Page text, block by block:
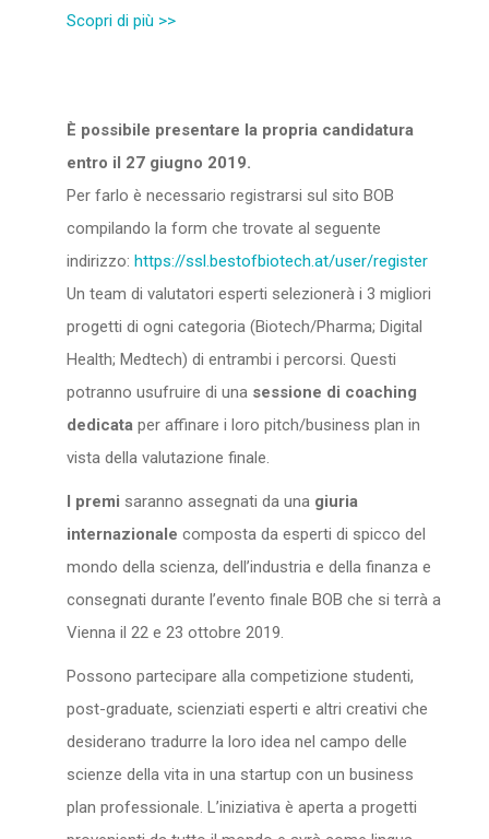
Scopri di più >>
È possibile presentare la propria candidatura
entro il 27 giugno 2019.
Per farlo è necessario registrarsi sul sito BOB
compilando la form che trovate al seguente
indirizzo: https://ssl.bestofbiotech.at/user/register
Un team di valutatori esperti selezionerà i 3 migliori
progetti di ogni categoria (Biotech/Pharma; Digital
Health; Medtech) di entrambi i percorsi. Questi
potranno usufruire di una sessione di coaching
dedicata per affinare i loro pitch/business plan in
vista della valutazione finale.
I premi saranno assegnati da una giuria
internazionale composta da esperti di spicco del
mondo della scienza, dell’industria e della finanza e
consegnati durante l’evento finale BOB che si terrà a
Vienna il 22 e 23 ottobre 2019.
Possono partecipare alla competizione studenti,
post-graduate, scienziati esperti e altri creativi che
desiderano tradurre la loro idea nel campo delle
scienze della vita in una startup con un business
plan professionale. L’iniziativa è aperta a progetti